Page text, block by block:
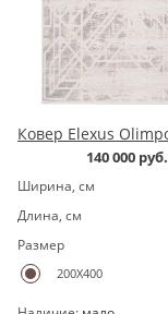
140 000 руб.
Ширина, cм
Длина, cм
Размер
200X400